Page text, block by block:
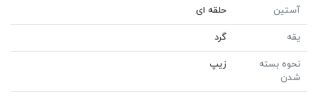
آستین حلقه ای
یقه گرد
نحوه بسته
شدن
زیپ